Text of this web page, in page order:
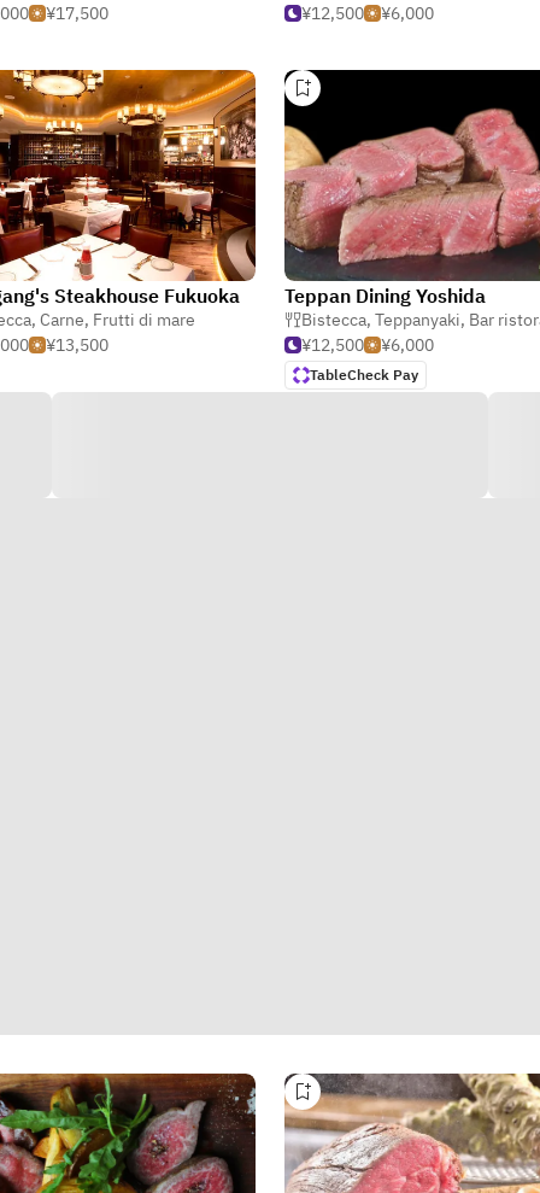
¥17,500
¥12,500
¥6,000
Steakhouse Fukuoka
, Carne, Frutti di mare
¥13,500
Teppan Dining Yoshida
Bistecca, Teppanyaki, Bar ristorante &
¥12,500
¥6,000
TableCheck Pay